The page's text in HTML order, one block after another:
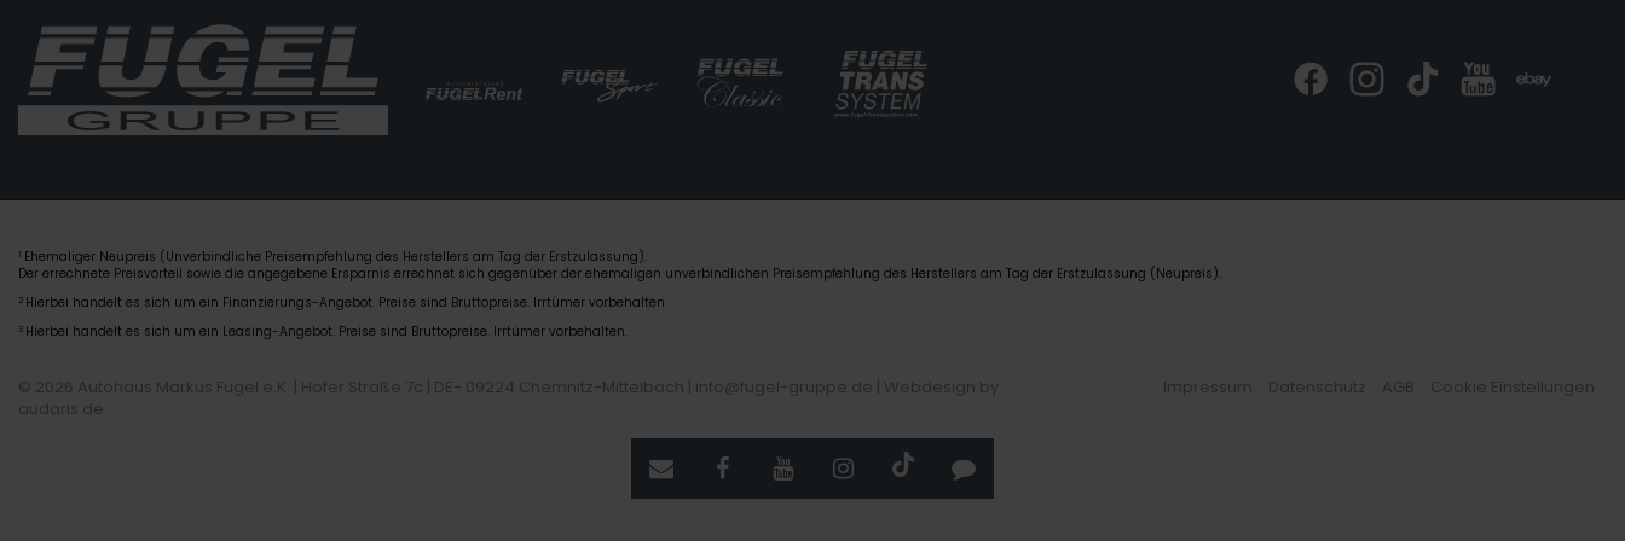
1 Ehemaliger Neupreis (Unverbindliche Preisempfehlung des Herstellers am Tag der Erstzulassung).
Der errechnete Preisvorteil sowie die angegebene Ersparnis errechnet sich gegenüber der ehemaligen unverbindlichen Preisempfehlung des Herstellers am Tag der Erstzulassung (Neupreis).
2 Hierbei handelt es sich um ein Finanzierungs-Angebot. Preise sind Bruttopreise. Irrtümer vorbehalten.
3 Hierbei handelt es sich um ein Leasing-Angebot. Preise sind Bruttopreise. Irrtümer vorbehalten.
© 2026 Autohaus Markus Fugel e.K. | Hofer Straße 7c | DE- 09224 Chemnitz-Mittelbach | info@fugel-gruppe.de | Webdesign by
audaris.de
Impressum Datenschutz AGB Cookie Einstellungen